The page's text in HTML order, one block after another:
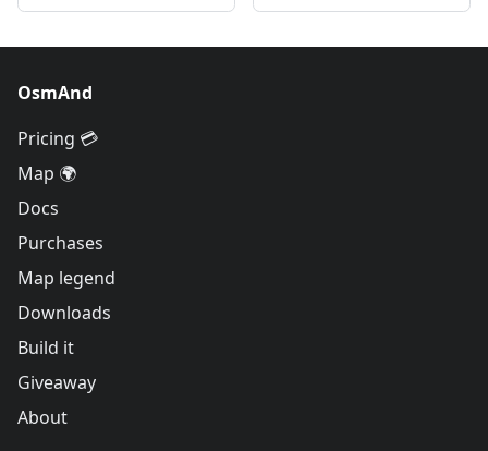
OsmAnd
Pricing 💳
Map 🌍
Docs
Purchases
Map legend
Downloads
Build it
Giveaway
About